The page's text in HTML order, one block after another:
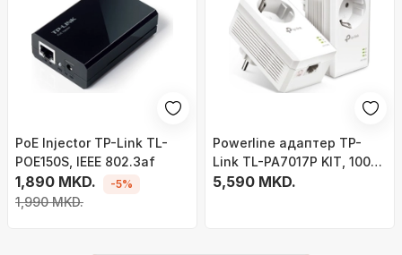
PoE Injector TP-Link TL-
POE150S, IEEE 802.3af
1,890 MKD.
1,990 MKD.
-5%
Powerline адаптер TP-
Link TL-PA7017P KIT, 1000
Mb/s, гигабитен порт, со
5,590 MKD.